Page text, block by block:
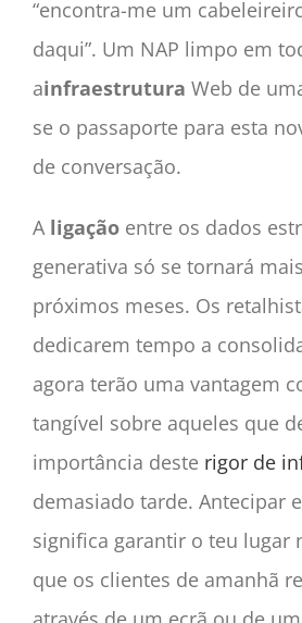
“encontra-me um
daqui”. Um NAP limpo em
ainfraestrutura Web de
se o passaporte para esta
de conversação.
A ligação entre os dados
generativa só se tornará
próximos meses. Os
dedicarem tempo a
agora terão uma vantagem
tangível sobre aqueles que
importância deste rigor de
demasiado tarde. Antecipar
significa garantir o teu lugar
que os clientes de amanhã